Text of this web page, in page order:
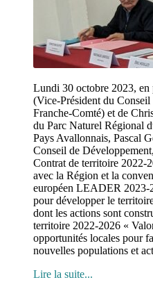
Lundi 30 octobre 2023, en
(Vice-Président du
Franche-Comté) et de
du Parc Naturel Régional
Pays Avallonnais, Pascal
Conseil de
Contrat de territoire 2022-
avec la Région et la
européen LEADER 2023-
pour développer le
dont les actions sont
territoire 2022-2026 «
opportunités locales pour
nouvelles populations et
Lire la suite...